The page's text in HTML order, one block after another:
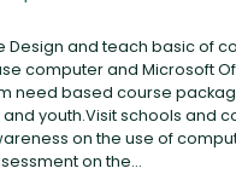
Design and teach basic of
computer and Microsoft
need based course
youth.Visit schools and
on the use of
on the...